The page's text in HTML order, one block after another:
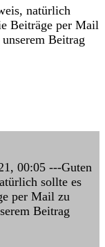
natürlich
Beiträge per Mail
Beitrag
00:05 ---Guten
sollte es
per Mail zu
Beitrag